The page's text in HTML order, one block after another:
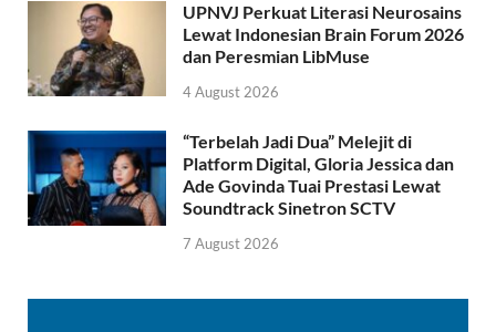
UPNVJ Perkuat Literasi Neurosains
Lewat Indonesian Brain Forum 2026
dan Peresmian LibMuse
4 August 2026
“Terbelah Jadi Dua” Melejit di
Platform Digital, Gloria Jessica dan
Ade Govinda Tuai Prestasi Lewat
Soundtrack Sinetron SCTV
7 August 2026